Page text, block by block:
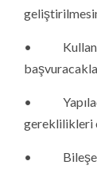
•
•
gereklilikleri
•